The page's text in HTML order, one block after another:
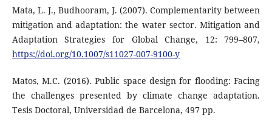
Mata, L. J., Budhooram, J. (2007). Complementarity between
mitigation and adaptation: the water sector. Mitigation and
Adaptation Strategies for Global Change, 12: 799–807,
https://doi.org/10.1007/s11027-007-9100-y
Matos, M.C. (2016). Public space design for flooding: Facing
the challenges presented by climate change adaptation.
Tesis Doctoral, Universidad de Barcelona, 497 pp.